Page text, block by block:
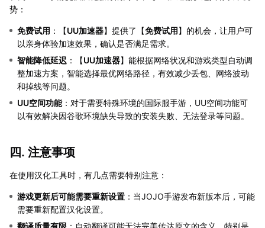
势：
免费试用 ：【UU加速器】提供了【免费试用】的机会，让用户可
以亲身体验加速效果，确认是否满足需求。
智能降低延迟 ：【UU加速器】能根据网络状况和游戏类型自动调
整加速方案，智能选择最优网络路径，有效减少丢包、网络波动
和掉线等问题。
UU空间功能：对于需要特殊环境的国际服手游，UU空间功能可
以有效解决因谷歌环境缺失导致的安装失败、无法登录等问题。
四. 注意事项
在使用汉化工具时，有几点需要特别注意：
游戏更新后可能需要重新设置 ：当JOJO手游发布新版本后，可能
需要重新配置汉化设置。